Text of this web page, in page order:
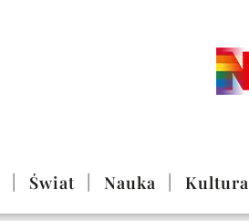
Świat Nauka Kultura